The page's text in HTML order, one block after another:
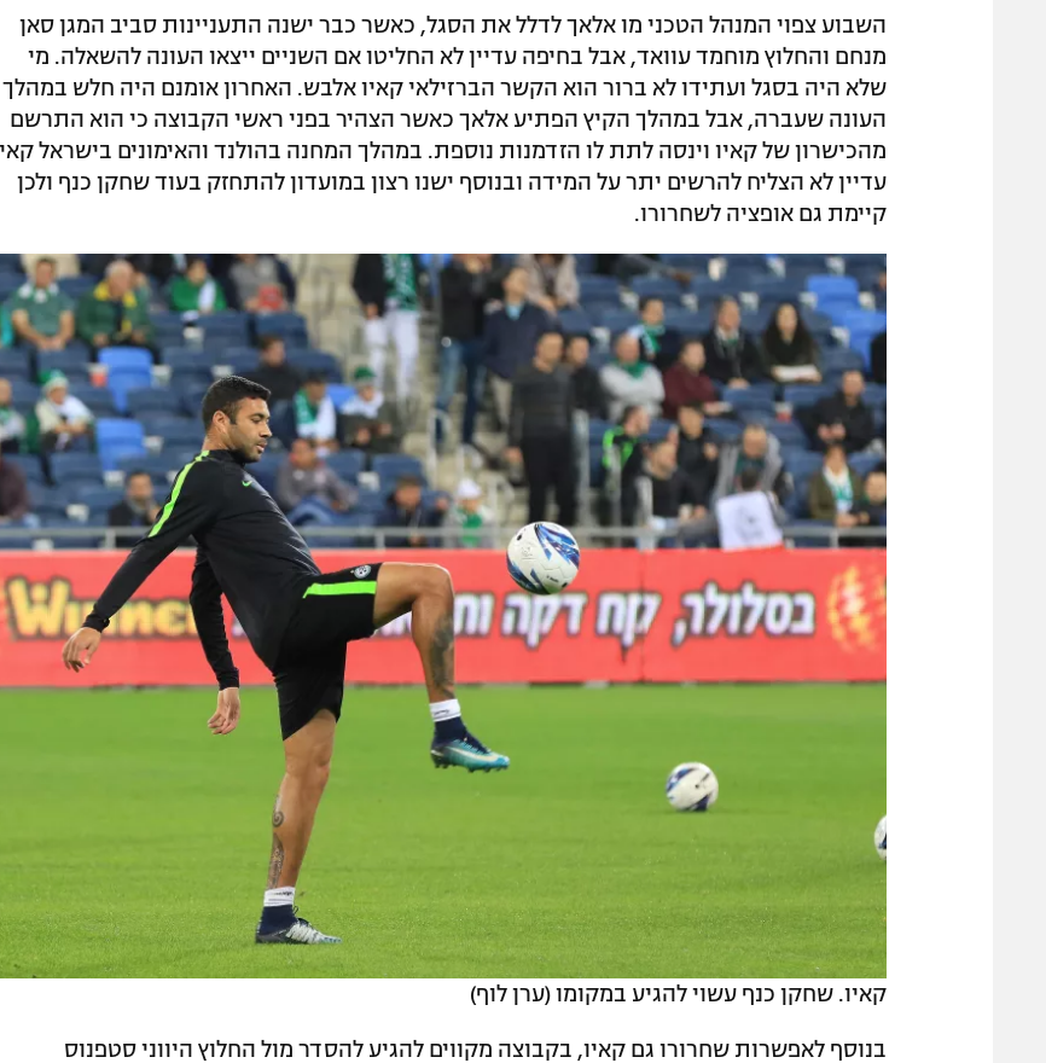
השבוע צפוי המנהל הטכני מו אלאך לדלל את הסגל, כאשר כבר ישנה התעניינות סביב המגן סאן
מנחם והחלוץ מוחמד עוואד, אבל בחיפה עדיין לא החליטו אם השניים ייצאו העונה להשאלה. מי
שלא היה בסגל ועתידו לא ברור הוא הקשר הברזילאי קאיו אלבש. האחרון אומנם היה חלש במהלך
העונה שעברה, אבל במהלך הקיץ הפתיע אלאך כאשר הצהיר בפני ראשי הקבוצה כי הוא התרשם
מהכישרון של קאיו וינסה לתת לו הזדמנות נוספת. במהלך המחנה בהולנד והאימונים בישראל
עדיין לא הצליח להרשים יתר על המידה ובנוסף ישנו רצון במועדון להתחזק בעוד שחקן כנף ולכן
קיימת גם אופציה לשחרורו.
קאיו. שחקן כנף עשוי להגיע במקומו (ערן לוף)
בנוסף לאפשרות שחרורו גם קאיו, בקבוצה מקווים להגיע להסדר מול החלוץ היווני סטפנוס